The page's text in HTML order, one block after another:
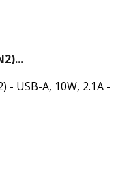
- USB-A, 10W, 2.1A -